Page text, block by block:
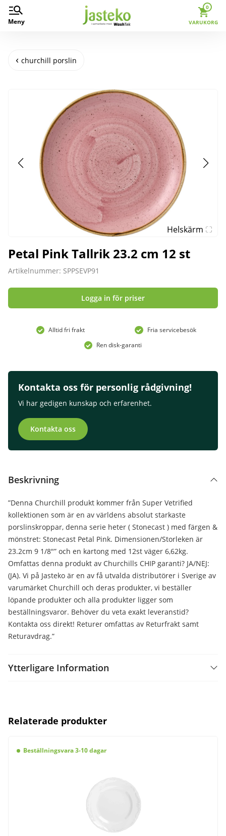
Meny
0
VARUKORG
churchill porslin
Helskärm
Petal Pink Tallrik 23.2 cm 12 st
Artikelnummer: SPPSEVP91
Logga in för priser
Alltid fri frakt
Fria servicebesök
Ren disk-garanti
Kontakta oss för personlig rådgivning!
Vi har gedigen kunskap och erfarenhet.
Kontakta oss
Beskrivning
”Denna Churchill produkt kommer från Super Vetrified
kollektionen som är en av världens absolut starkaste
porslinskroppar, denna serie heter ( Stonecast ) med färgen &
mönstret: Stonecast Petal Pink. Dimensionen/Storleken är
23.2cm 9 1/8″” och en kartong med 12st väger 6,62kg.
Omfattas denna produkt av Churchills CHIP garanti? JA/NEJ:
(JA). Vi på Jasteko är en av få utvalda distributörer i Sverige av
varumärket Churchill och deras produkter, vi beställer
löpande produkter och alla produkter ligger som
beställningsvaror. Behöver du veta exakt leveranstid?
Kontakta oss direkt! Returer omfattas av Returfrakt samt
Returavdrag.”
Ytterligare Information
Relaterade produkter
Beställningsvara 3-10 dagar